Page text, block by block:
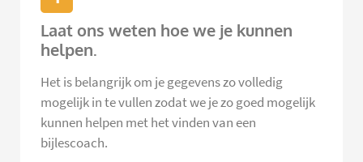
Laat ons weten hoe we je kunnen
helpen.
Het is belangrijk om je gegevens zo volledig
mogelijk in te vullen zodat we je zo goed mogelijk
kunnen helpen met het vinden van een
bijlescoach.